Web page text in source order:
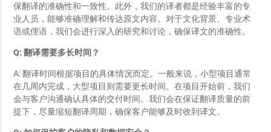
保翻译的准确性和一致性。此外，我们的译者都是经验丰富的专
业人员，能够准确理解和传达原文内容。对于文化背景、专业术
语或俚语，我们会进行深入的研究和讨论，确保译文的准确性。
Q: 翻译需要多长时间？
A: 翻译时间根据项目的具体情况而定。一般来说，小型项目通常
在几周内完成，大型项目则需要更长时间。在项目开始前，我们
会与客户沟通确认具体的交付时间。我们会在保证翻译质量的前
提下，尽量缩短翻译周期，确保客户能够及时收到译文。